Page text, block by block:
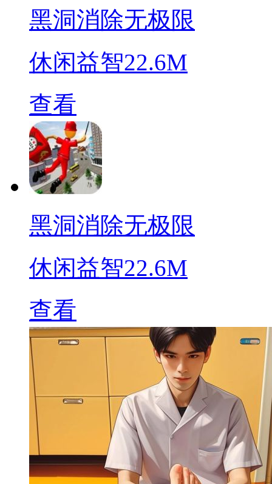
黑洞消除无极限
休闲益智22.6M
查看
黑洞消除无极限
休闲益智22.6M
查看